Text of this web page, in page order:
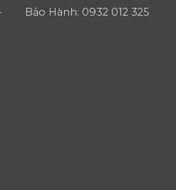
Bảo Hành: 0932 012 325